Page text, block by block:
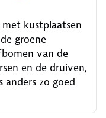
kustplaatsen
groene
van de
en de druiven,
anders zo goed